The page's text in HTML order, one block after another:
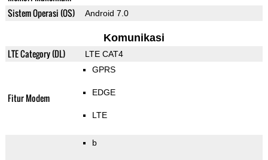
Sistem Operasi (OS)
Android 7.0
Komunikasi
LTE Category (DL) LTE CAT4
Fitur Modem
GPRS
EDGE
LTE
b